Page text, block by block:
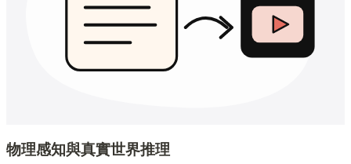
物理感知與真實世界推理